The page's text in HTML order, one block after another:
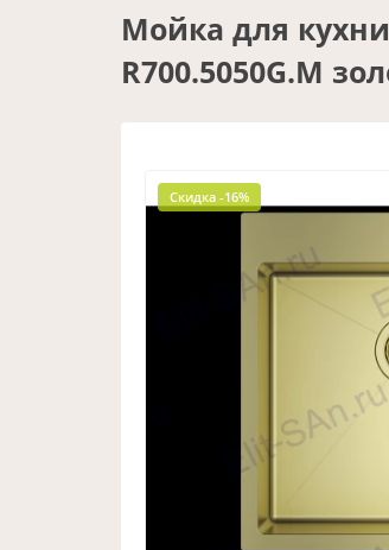
Мойка для
R700.5050G.M
Скидка -16%